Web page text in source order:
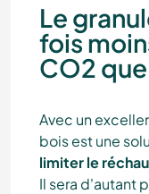
Le
fois
CO2
Avec un
bois est une
limiter le
Il sera d'autant